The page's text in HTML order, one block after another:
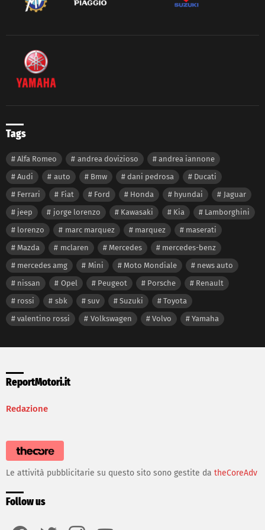
Tags
Alfa Romeo andrea dovizioso
andrea iannone
Audi
auto Bmw dani pedrosa
Ducati
Ferrari
Fiat Ford Honda hyundai
Jaguar
jeep
jorge lorenzo Kawasaki Kia
Lamborghini
lorenzo
marc marquez marquez
maserati
Mazda
mclaren Mercedes
mercedes-benz
mercedes amg
Mini Moto Mondiale
news auto
nissan
Opel Peugeot Porsche
Renault
rossi
sbk suv Suzuki
Toyota
valentino rossi
Volkswagen Volvo Yamaha
ReportMotori.it
Redazione
Le attività pubblicitarie su questo sito sono gestite da theCoreAdv
Follow us